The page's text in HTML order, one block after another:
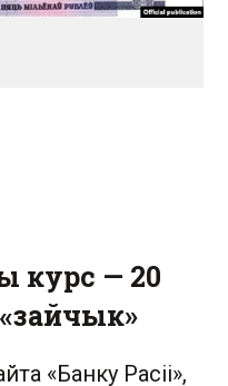
курс — 20
«Банку Расіі»,